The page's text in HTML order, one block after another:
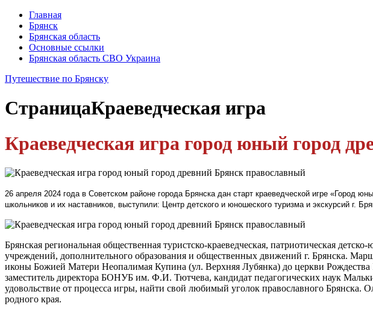
Главная
Брянск
Брянская область
Основные ссылки
Брянская область СВО Украина
Путешествие по Брянску
СтраницаКраеведческая игра
Краеведческая игра город юный город
26 апреля 2024 года в Советском районе города Брянска дан старт краеведческой игре «Город
школьников и их наставников, выступили: Центр детского и юношеского туризма и экскурсий г.
Брянская региональная общественная туристско-краеведческая, патриотическая
учреждений, дополнительного образования и общественных движений г. Брянска.
иконы Божией Матери Неопалимая Купина (ул. Верхняя Лубянка) до церкви
заместитель директора БОНУБ им. Ф.И. Тютчева, кандидат педагогических наук
удовольствие от процесса игры, найти свой любимый уголок православного Брянска.
родного края.